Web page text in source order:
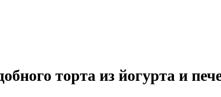
торта из йогурта и